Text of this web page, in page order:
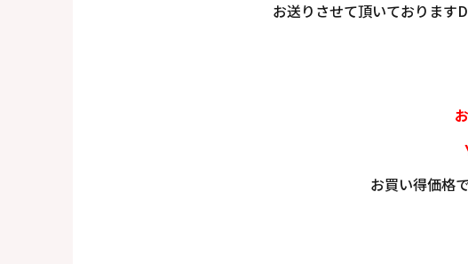
お送りさせて頂いております
お買い得価格